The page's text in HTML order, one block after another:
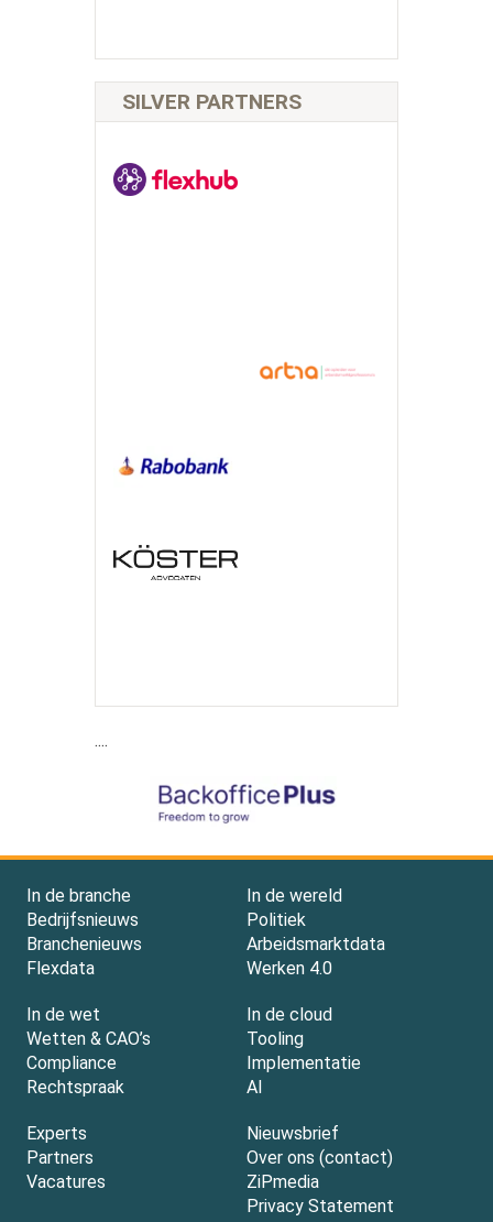
SILVER PARTNERS
....
In de branche
Bedrijfsnieuws
Branchenieuws
Flexdata
In de wereld
Politiek
Arbeidsmarktdata
Werken 4.0
In de wet
Wetten & CAO’s
Compliance
Rechtspraak
In de cloud
Tooling
Implementatie
AI
Experts
Partners
Vacatures
Nieuwsbrief
Over ons (contact)
ZiPmedia
Privacy Statement